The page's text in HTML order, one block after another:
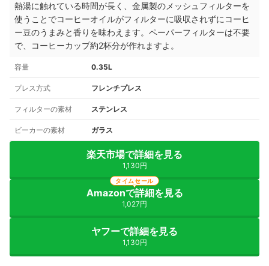
熱湯に触れている時間が長く、金属製のメッシュフィルターを
使うことでコーヒーオイルがフィルターに吸収されずにコーヒ
ー豆のうまみと香りを味わえます。 ペーパーフィルターは不要
で、
コーヒーカップ約2杯分が作れますよ。
容量 0.35L
プレス方式 フレンチプレス
フィルターの素材 ステンレス
ビーカーの素材 ガラス
楽天市場で詳細を見る
1,130円
Amazonで詳細を見る
1,027円
タイムセール
ヤフーで詳細を見る
1,130円